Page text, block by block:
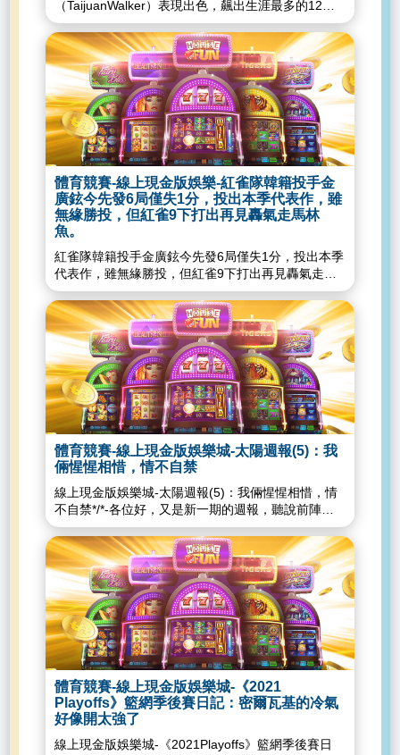
卡布瑞拉（AsdrubalCabrera）敲場地二壘安打再掉
4分，此時響尾蛇已取得7：0的領先優勢。巨人軍在
2局下反擊，靠著安打、保送攻占一二壘，再靠投手
暴投推進至二三壘得分大門，索拉諾
（DonovanSolano）敲滾地出局，但送回1名跑者，
下一棒杜嘉（​StevenDuggar）擊出2分砲，巨人追至
3：7。5局上，響尾蛇二三壘有人1出局，瑞迪克
（JoshReddick）敲內野滾地，隆恩雖快速下丘防
守，但仍來不及阻止失分，最後只能選擇傳一壘，響
尾蛇再添得1分，8：3。巨人6局下靠索拉諾以及
JasonVosler的安打再追至5：8。8局下，巨人5：8
落後，攻佔滿壘2出局，雅澤姆斯基2好1壞的情況下
相中85英哩的變速球出棒，越過右外野全壘打牆，這
是他大聯盟首支滿貫全壘打，一口氣灌進4分逆轉戰
利。線上現金版娛樂城-獲准開業通過了！美國玩家
準備拜訪新賭場度假村線上現金版娛樂城-公佈首季
娛樂城-疫情影響彩票收入大馬成功多多首三月淨利
下滑六成線上現金版娛樂城-全球玩家、廠商要失望
了！G2EAsia博覽會延到這時間線上現金版娛樂城...
（TaijuanWalker）表現出色，飆出生涯最多的12次
三振打線部分則靠阿隆索（PeteAlonso）打回所有分
數，終場球隊以3：2擊敗小熊，在本系列賽取得2連
勝。T.沃克今日先發主投7局，被敲5支安打，其中遭
巴耶茲（JavierBaez）砲擊失2分，狂送小熊12次三
振，用球數92球，拿下勝投（目前6勝2敗），賽後
ERA2.12。談到本場比賽，T.沃克認為二縫線奏效是
關鍵，雖然生涯幾乎都投四縫線，但二縫線是另一項
武器，今日面對左打者收到不錯的效果。魯戈
（SethLugo）在第8局上場接替登板，投2局被敲2
安，沒有任何失分，投出1次四壞、3次三振，順利守
下勝利，並奪救援點。打都會打擊方面阿隆索功不可
沒，全隊3分都由他打回。3局上小熊巴耶茲敲出2分
全壘打，本季第15轟出爐，不過大都會很快就在3局
下有所回應，阿隆索在2人出局、二三壘有人的情況
下瞄準第一顆76英哩滑球出棒敲安，打回2分打點追
平比分。五局下大都會再靠阿隆索的高飛犧牲打，打
下第3分，終場就以3：2擊敗小熊，收下2連勝。另
外小熊球星「老大」布萊恩（KrisBryant）在1局上遭
T.沃克觸身球傷到右手，提前退場，小熊球團表示布
萊恩的右手瘀傷經X光檢查為陰性。線上現金版娛樂
城-獲准開業通過了！美國玩家準備拜訪新賭場度假
村線上現金版娛樂城-公佈首季營收業績報告馬尼拉
名勝世界這樣回應了線上現金版娛樂城-疫情影響彩
票收入大馬成功多多首三月淨利下滑六成線上現金版
娛樂城-全球玩家、廠商要失望了！G2EAsia博覽會
延到這時間線上現金版娛樂城...
體育競賽-線上現金版娛樂-紅雀隊韓籍投手金
廣鉉今先發6局僅失1分，投出本季代表作，雖
無緣勝投，但紅雀9下打出再見轟氣走馬林
魚。
紅雀隊韓籍投手金廣鉉今先發6局僅失1分，投出本季
代表作，雖無緣勝投，但紅雀9下打出再見轟氣走馬
林魚 紅雀隊近期傷兵不少，他們將韓籍投手金廣鉉
放入傷兵名單，原因是背部不適。金廣鉉春訓時就傳
出背部傷情，當時甚至影響到開季復出，金廣鉉日前
因背部不適，被放入傷兵名單，原先紅雀隊希望利用
休兵日治療，他能夠躲過傷兵名單，但事與願違。紅
雀隊總教練席爾特（MikeShildt）說：「原則上，我
們不希望他這次受傷超過10天太多。不過，休息是必
要的，而這也讓我們的陣容有更多機會。」席爾特說
的機會，目前將交給新秀朗登（AngelRondón），他
首次被叫上大聯盟，這位前年小聯盟最佳投手，預計
先擔任長中繼。今揮別傷勢重返投手丘，雖然前3局
都被對手攻佔得點圈，但金廣鉉屢屢化解危機，僅在
3上失掉1分，最後4-6局，沒讓對手擊出安打，只有1
次保送讓馬林魚上壘，展現壓制打者能力。金廣鉉主
投6局用了102顆球，被敲3支安打，失掉1分責失，
保送5次偏多，但也有6次三振，此役也是他本季首度
優質先發，雖然無緣勝投，不過防禦率下修到4以
內，來到3.72。比賽來到9下時，雙方1：1平手，紅
雀靠著高德史密特（PaulGoldschmidt）狙擊對方投
手賈西亞（YimiGarcia），逮中98.6英哩速球，扛出
中外野再見全壘打，1分差氣走馬林魚。線上現金版
娛樂城-獲准開業通過了！美國玩家準備拜訪新賭場
度假村線上現金版娛樂城-公佈首季營收業績報告馬
尼拉名勝世界這樣回應了線上現金版娛樂城-疫情影
響彩票收入大馬成功多多首三月淨利下滑六成線上現
金版娛樂城-全球玩家、廠商要失望了！G2EAsia博
體育競賽-線上現金版娛樂城-太陽週報(5)：我
倆惺惺相惜，情不自禁
線上現金版娛樂城-太陽週報(5)：我倆惺惺相惜，情
不自禁*/*-各位好，又是新一期的週報，聽說前陣子
有讀者反應，最近我的日曆是不是翻得比較快一點，
我感覺這中間一定是有什麼誤會，渡日如年的感覺一
直都在啊(欸)，幸好現在每兩天有一場太陽的比賽，
如果都贏球的話日子多美好，是吧。在正式進入週報
之前，先來看一張，嗯，P.J.Tucker現在已經不在太
陽打球了沒錯，不過如果說我還是把他當成我們的一
份子，相信應該不會有太多人反對才對，只是吵架就
吵架，你這個是....我倆惺惺相惜，情不自禁？整個鳳
凰城，都是我的練舞場？既然講到吵架，怎麼可能不
找JaeCrowder？在第一輪面對LeBronJames的時
候，靠著精湛的舞姿結結實實當了一回主角，到了第
二輪對金塊，Crowder仍然沒有閒著，第二戰和
AaronGordon再上演一齣男人之間的肉搏戲....呃，
是沒有上面這一對那麼精彩啦。不過這次Crowder的
體育競賽-線上現金版娛樂城-《2021
Playoffs》籃網季後賽日記：密爾瓦基的冷氣
好像開太強了
線上現金版娛樂城-《2021Playoffs》籃網季後賽日